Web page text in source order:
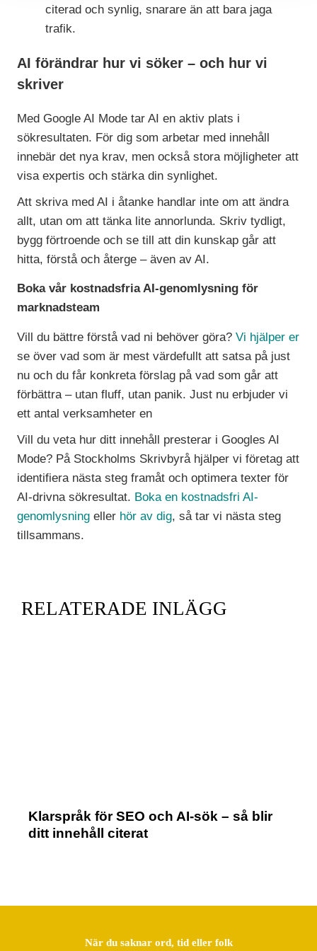
citerad och synlig, snarare än att bara jaga
trafik.
AI förändrar hur vi söker – och hur vi
skriver
Med Google AI Mode tar AI en aktiv plats i
sökresultaten. För dig som arbetar med innehåll
innebär det nya krav, men också stora möjligheter att
visa expertis och stärka din synlighet.
Att skriva med AI i åtanke handlar inte om att ändra
allt, utan om att tänka lite annorlunda. Skriv tydligt,
bygg förtroende och se till att din kunskap går att
hitta, förstå och återge – även av AI.
Boka vår kostnadsfria AI-genomlysning för
marknadsteam
Vill du bättre förstå vad ni behöver göra?Vi hjälper er
se över vad som är mest värdefullt att satsa på just
nu och du får konkreta förslag på vad som går att
förbättra – utan fluff, utan panik. Just nu erbjuder vi
ett antal verksamheter en
Vill du veta hur ditt innehåll presterar i Googles AI
Mode? På Stockholms Skrivbyrå hjälper vi företag att
identifiera nästa steg framåt och optimera texter för
AI-drivna sökresultat. Boka en kostnadsfri AI-
genomlysning eller hör av dig, så tar vi nästa steg
tillsammans.
RELATERADE INLÄGG
Klarspråk för SEO och AI-sök – så blir
ditt innehåll citerat
När du saknar ord, tid eller folk